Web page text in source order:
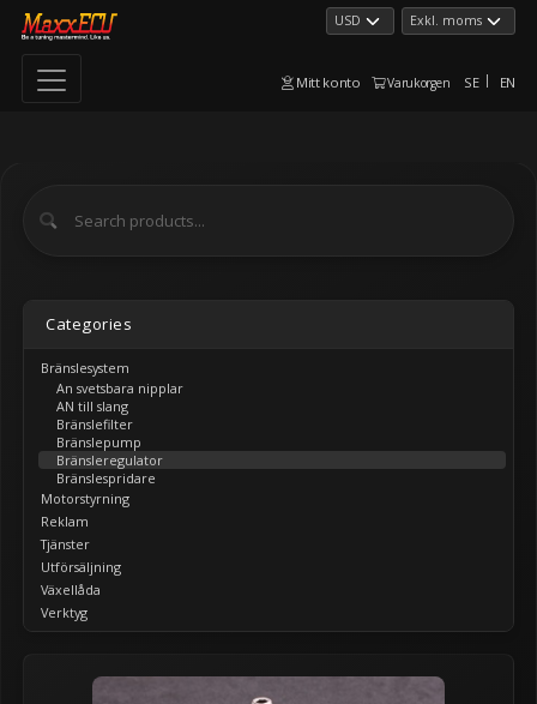
Mitt konto Varukorgen SE EN
Categories
Bränslesystem
An svetsbara nipplar
AN till slang
Bränslefilter
Bränslepump
Bränsleregulator
Bränslespridare
Motorstyrning
Reklam
Tjänster
Utförsäljning
Växellåda
Verktyg